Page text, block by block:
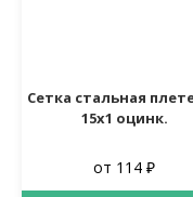
Сетка стальная
15х1 оцинк.
от 114 ₽